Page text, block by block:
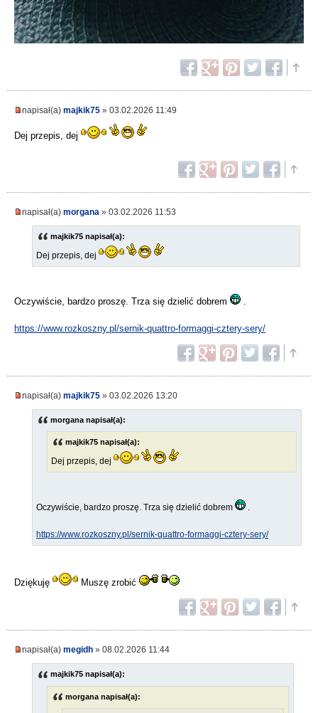
napisał(a) majkik75 » 03.02.2026 11:49
Dej przepis, dej
napisał(a) morgana » 03.02.2026 11:53
majkik75 napisał(a):
Dej przepis, dej
Oczywiście, bardzo proszę. Trza się dzielić dobrem .
https://www.rozkoszny.pl/sernik-quattro-formaggi-cztery-sery/
napisał(a) majkik75 » 03.02.2026 13:20
morgana napisał(a):
majkik75 napisał(a):
Dej przepis, dej
Oczywiście, bardzo proszę. Trza się dzielić dobrem .
https://www.rozkoszny.pl/sernik-quattro-formaggi-cztery-sery/
Dziękuję Muszę zrobić
napisał(a) megidh » 08.02.2026 11:44
majkik75 napisał(a):
morgana napisał(a):